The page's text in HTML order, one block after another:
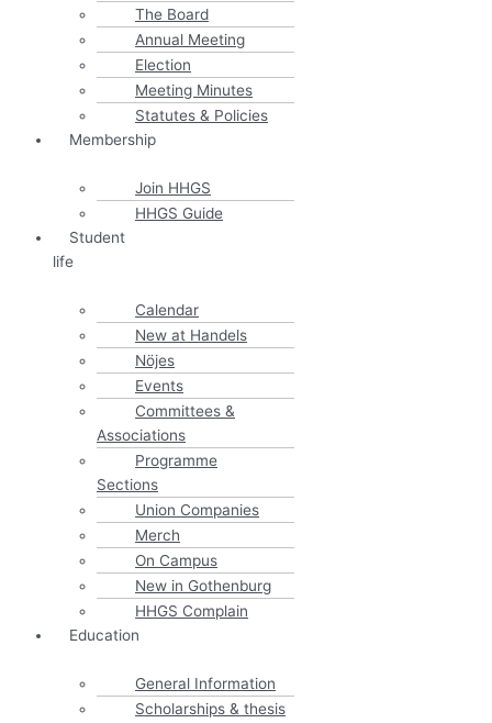
The Board
Annual Meeting
Election
Meeting Minutes
Statutes & Policies
Membership
Join HHGS
HHGS Guide
Student
life
Calendar
New at Handels
Nöjes
Events
Committees &
Associations
Programme
Sections
Union Companies
Merch
On Campus
New in Gothenburg
HHGS Complain
Education
General Information
Scholarships & thesis